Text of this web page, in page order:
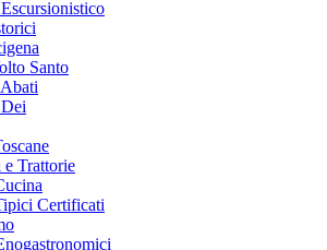
Santo
e Trattorie
Certificati